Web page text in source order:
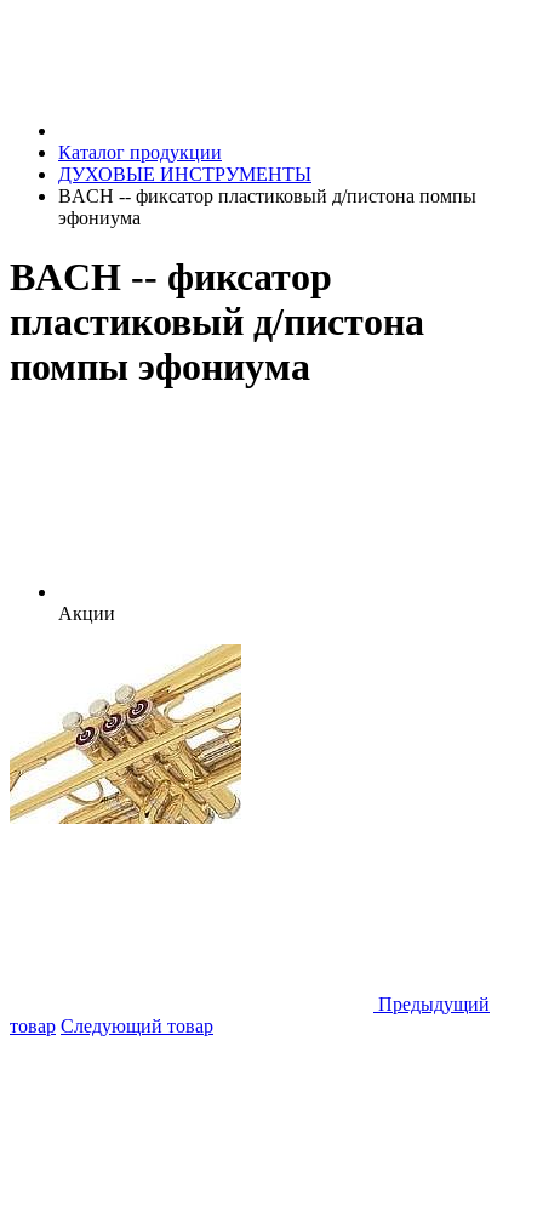
Каталог продукции
ДУХОВЫЕ ИНСТРУМЕНТЫ
BACH -- фиксатор пластиковый д/пистона помпы
эфониума
BACH -- фиксатор
пластиковый д/пистона
помпы эфониума
Акции
Предыдущий
товар Следующий товар